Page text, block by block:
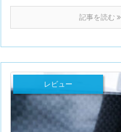
記事を読む
レビュー